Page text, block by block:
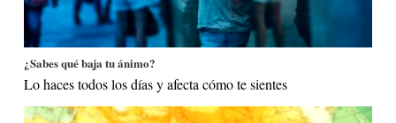
¿Sabes qué baja tu ánimo?
Lo haces todos los días y afecta cómo te sientes